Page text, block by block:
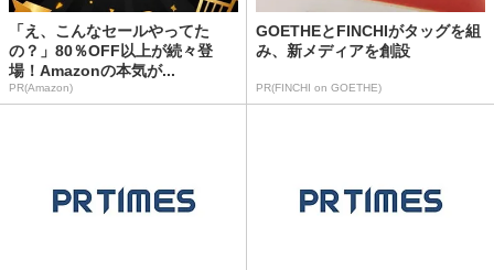
「え、こんなセールやってた
の？」80％OFF以上が続々登
場！Amazonの本気が...
PR(Amazon)
GOETHEとFINCHIがタッグを組
み、新メディアを創設
PR(FINCHI on GOETHE)